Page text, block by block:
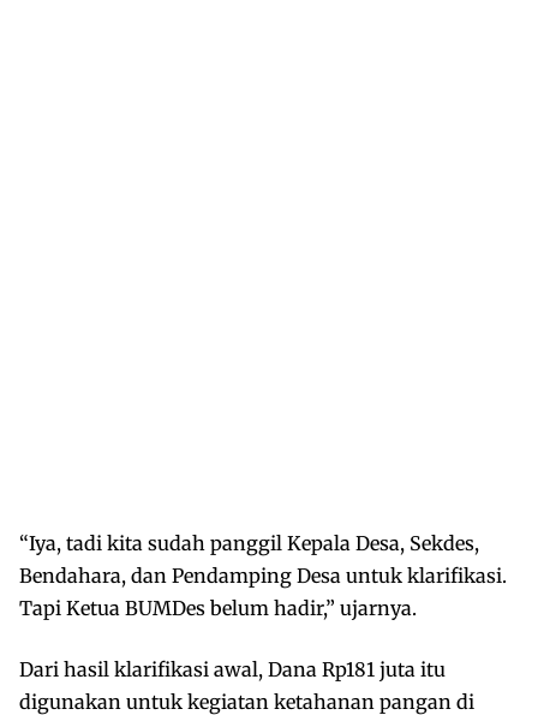
“Iya, tadi kita sudah panggil Kepala Desa, Sekdes,
Bendahara, dan Pendamping Desa untuk klarifikasi.
Tapi Ketua BUMDes belum hadir,” ujarnya.
Dari hasil klarifikasi awal, Dana Rp181 juta itu
digunakan untuk kegiatan ketahanan pangan di